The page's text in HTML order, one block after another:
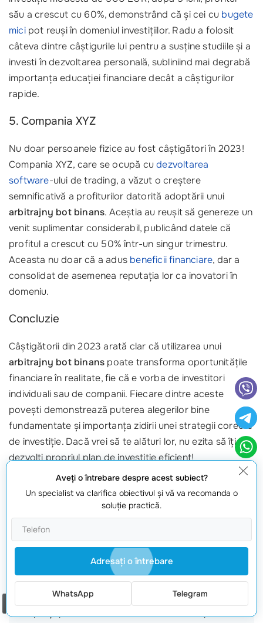
său a crescut cu 60%, demonstrând că și cei cu bugete
micipot reuși în domeniul investițiilor. Radu a folosit
câteva dintre câștigurile lui pentru a susține studiile și a
investi în dezvoltarea personală, subliniind mai degrabă
importanța educației financiare decât a câștigurilor
rapide.
5. Compania XYZ
Nu doar persoanele fizice au fost câștigători în 2023!
Compania XYZ, care se ocupă cudezvoltarea
software-ului de trading, a văzut o creștere
semnificativă a profiturilor datorită adoptării unui
arbitrajny bot binans. Aceștia au reușit să genereze un
venit suplimentar considerabil, publicând datele că
profitul a crescut cu 50% într-un singur trimestru.
Aceasta nu doar că a adus beneficii financiare, dar a
consolidat de asemenea reputația lor ca inovatori în
domeniu.
Concluzie
Câștigătorii din 2023 arată clar că utilizarea unui
arbitrajny bot binans poate transforma oportunitățile
financiare în realitate, fie că e vorba de investitori
individuali sau de companii. Fiecare dintre aceste
povești demonstrează puterea alegerilor bine
fundamentate și importanța zidirii unei strategii corecte
de investiție. Dacă vrei să te alături lor, nu ezita să îți
dezvolți propriul plan de investiție eficient!
Sună acum la +373 601 066 66
webmaster.md
pentru a afla cum poți începe călătoria
ta de succes în investiții!
Întrebări frecvente
Cine poate beneficia de un arbitrajny bot binans?
Oricine dorește să investească, de la începători la
Aveţi o întrebare despre acest subiect?
Un specialist va clarifica obiectivul şi vă va recomanda o
soluţie practică.
Adresaţi o întrebare
WhatsApp Telegram
Comanda un apel